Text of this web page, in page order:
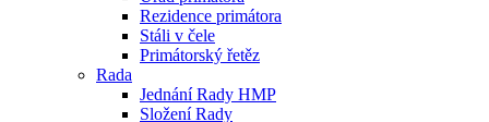
Rezidence primátora
Stáli v čele
Primátorský řetěz
Rada
Jednání Rady HMP
Složení Rady